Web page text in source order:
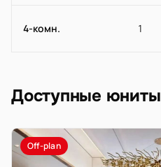
4-комн. 1
Доступные юниты
Off-plan